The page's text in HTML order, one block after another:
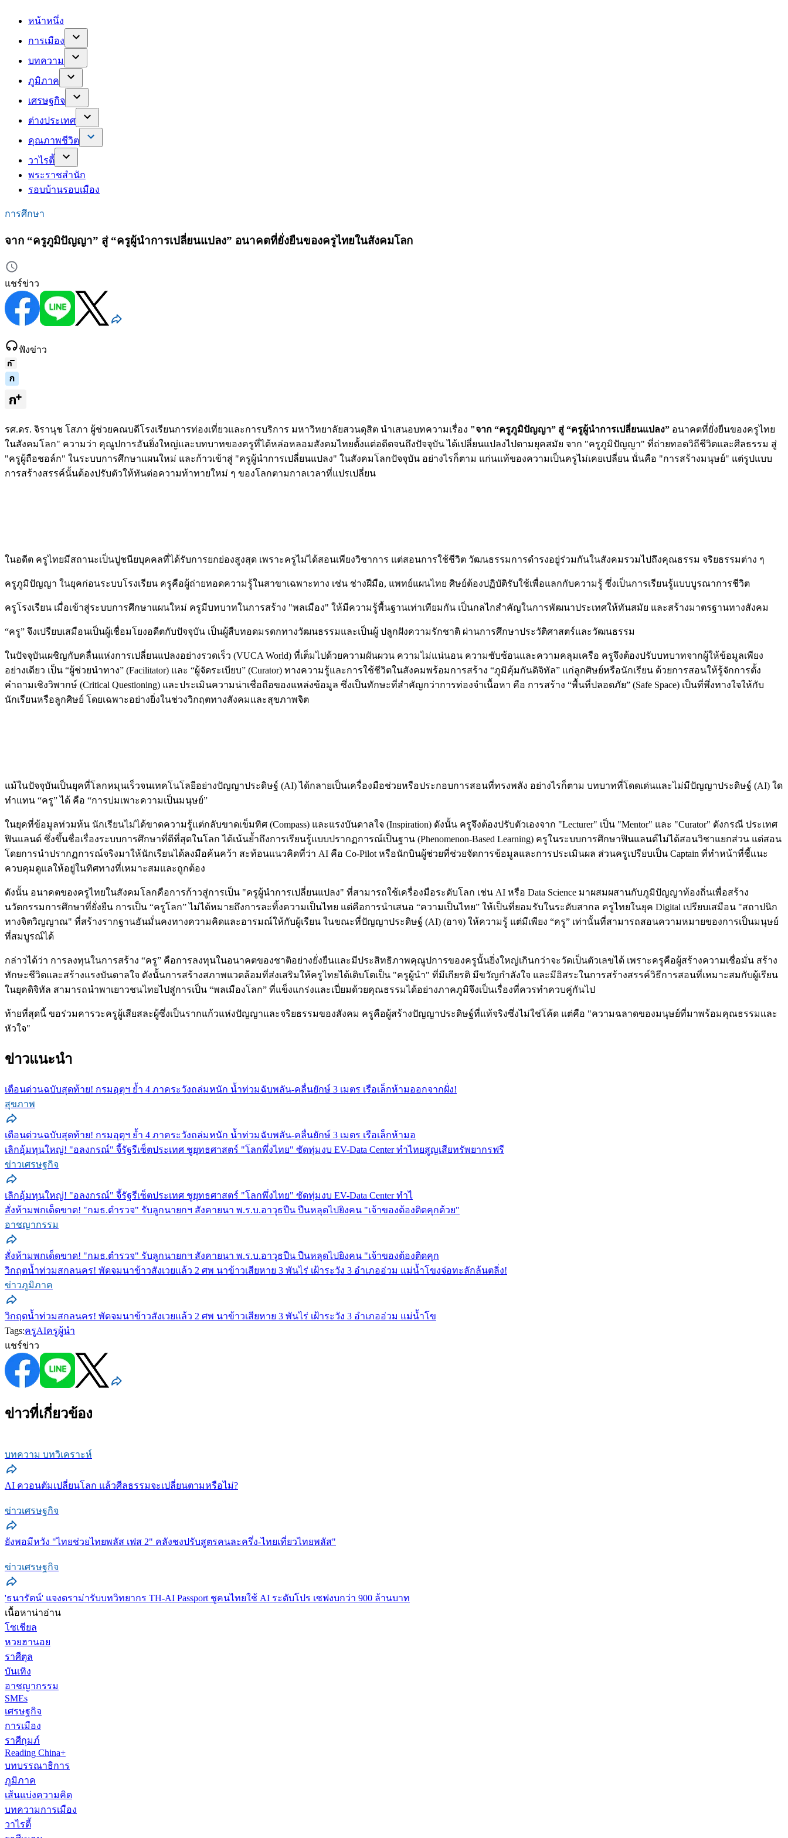
หน้าหนึ่ง
การเมือง
บทความ
ภูมิภาค
เศรษฐกิจ
ต่างประเทศ
คุณภาพชีวิต
วาไรตี้
พระราชสำนัก
รอบบ้านรอบเมือง
การศึกษา
จาก “ครูภูมิปัญญา” สู่ “ครูผู้นำการเปลี่ยนแปลง” อนาคตที่ยั่งยืนของครูไทยในสังคมโลก
แชร์ข่าว
ฟังข่าว
รศ.ดร. จิรานุช โสภา ผู้ช่วยคณบดีโรงเรียนการท่องเที่ยวและการบริการ มหาวิทยาลัยสวนดุสิต นำเสนอบทความเรื่อง "จาก “ครูภูมิปัญญา” สู่ “ครูผู้นำการเปลี่ยนแปลง” อนาคตที่ยั่งยืนของครูไทย
ในสังคมโลก" ความว่า คุณูปการอันยิ่งใหญ่และบทบาทของครูที่ได้หล่อหลอมสังคมไทยตั้งแต่อดีตจนถึงปัจจุบัน ได้เปลี่ยนแปลงไปตามยุคสมัย จาก "ครูภูมิปัญญา" ที่ถ่ายทอดวิถีชีวิตและศีลธรรม สู่
"ครูผู้ถือชอล์ก" ในระบบการศึกษาแผนใหม่ และก้าวเข้าสู่ "ครูผู้นำการเปลี่ยนแปลง" ในสังคมโลกปัจจุบัน อย่างไรก็ตาม แก่นแท้ของความเป็นครูไม่เคยเปลี่ยน นั่นคือ "การสร้างมนุษย์" แต่รูปแบบ
การสร้างสรรค์นั้นต้องปรับตัวให้ทันต่อความท้าทายใหม่ ๆ ของโลกตามกาลเวลาที่แปรเปลี่ยน
ในอดีต ครูไทยมีสถานะเป็นปูชนียบุคคลที่ได้รับการยกย่องสูงสุด เพราะครูไม่ได้สอนเพียงวิชาการ แต่สอนการใช้ชีวิต วัฒนธรรมการดำรงอยู่ร่วมกันในสังคมรวมไปถึงคุณธรรม จริยธรรมต่าง ๆ
ครูภูมิปัญญา ในยุคก่อนระบบโรงเรียน ครูคือผู้ถ่ายทอดความรู้ในสาขาเฉพาะทาง เช่น ช่างฝีมือ, แพทย์แผนไทย ศิษย์ต้องปฏิบัติรับใช้เพื่อแลกกับความรู้ ซึ่งเป็นการเรียนรู้แบบบูรณาการชีวิต
ครูโรงเรียน เมื่อเข้าสู่ระบบการศึกษาแผนใหม่ ครูมีบทบาทในการสร้าง "พลเมือง" ให้มีความรู้พื้นฐานเท่าเทียมกัน เป็นกลไกสำคัญในการพัฒนาประเทศให้ทันสมัย และสร้างมาตรฐานทางสังคม
“ครู” จึงเปรียบเสมือนเป็นผู้เชื่อมโยงอดีตกับปัจจุบัน เป็นผู้สืบทอดมรดกทางวัฒนธรรมและเป็นผู้ ปลูกฝังความรักชาติ ผ่านการศึกษาประวัติศาสตร์และวัฒนธรรม
ในปัจจุบันเผชิญกับคลื่นแห่งการเปลี่ยนแปลงอย่างรวดเร็ว (VUCA World) ที่เต็มไปด้วยความผันผวน ความไม่แน่นอน ความซับซ้อนและความคลุมเครือ ครูจึงต้องปรับบทบาทจากผู้ให้ข้อมูลเพียง
อย่างเดียว เป็น “ผู้ช่วยนำทาง” (Facilitator) และ “ผู้จัดระเบียบ” (Curator) ทางความรู้และการใช้ชีวิตในสังคมพร้อมการสร้าง “ภูมิคุ้มกันดิจิทัล” แก่ลูกศิษย์หรือนักเรียน ด้วยการสอนให้รู้จักการตั้ง
คำถามเชิงวิพากษ์ (Critical Questioning) และประเมินความน่าเชื่อถือของแหล่งข้อมูล ซึ่งเป็นทักษะที่สำคัญกว่าการท่องจำเนื้อหา คือ การสร้าง “พื้นที่ปลอดภัย” (Safe Space) เป็นที่พึ่งทางใจให้กับ
นักเรียนหรือลูกศิษย์ โดยเฉพาะอย่างยิ่งในช่วงวิกฤตทางสังคมและสุขภาพจิต
แม้ในปัจจุบันเป็นยุคที่โลกหมุนเร็วจนเทคโนโลยีอย่างปัญญาประดิษฐ์ (AI) ได้กลายเป็นเครื่องมือช่วยหรือประกอบการสอนที่ทรงพลัง อย่างไรก็ตาม บทบาทที่โดดเด่นและไม่มีปัญญาประดิษฐ์ (AI) ใด
ทำแทน “ครู” ได้ คือ “การบ่มเพาะความเป็นมนุษย์”
ในยุคที่ข้อมูลท่วมท้น นักเรียนไม่ได้ขาดความรู้แต่กลับขาดเข็มทิศ (Compass) และแรงบันดาลใจ (Inspiration) ดังนั้น ครูจึงต้องปรับตัวเองจาก "Lecturer" เป็น "Mentor" และ "Curator" ดังกรณี ประเทศ
ฟินแลนด์ ซึ่งขึ้นชื่อเรื่องระบบการศึกษาที่ดีที่สุดในโลก ได้เน้นย้ำถึงการเรียนรู้แบบปรากฏการณ์เป็นฐาน (Phenomenon-Based Learning) ครูในระบบการศึกษาฟินแลนด์ไม่ได้สอนวิชาแยกส่วน แต่สอน
โดยการนำปรากฏการณ์จริงมาให้นักเรียนได้ลงมือค้นคว้า สะท้อนแนวคิดที่ว่า AI คือ Co-Pilot หรือนักบินผู้ช่วยที่ช่วยจัดการข้อมูลและการประเมินผล ส่วนครูเปรียบเป็น Captain ที่ทำหน้าที่ชี้แนะ
ควบคุมดูแลให้อยู่ในทิศทางที่เหมาะสมและถูกต้อง
ดังนั้น อนาคตของครูไทยในสังคมโลกคือการก้าวสู่การเป็น "ครูผู้นำการเปลี่ยนแปลง" ที่สามารถใช้เครื่องมือระดับโลก เช่น AI หรือ Data Science มาผสมผสานกับภูมิปัญญาท้องถิ่นเพื่อสร้าง
นวัตกรรมการศึกษาที่ยั่งยืน การเป็น “ครูโลก” ไม่ได้หมายถึงการละทิ้งความเป็นไทย แต่คือการนำเสนอ “ความเป็นไทย” ให้เป็นที่ยอมรับในระดับสากล ครูไทยในยุค Digital เปรียบเสมือน "สถาปนิก
ทางจิตวิญญาณ" ที่สร้างรากฐานอันมั่นคงทางความคิดและอารมณ์ให้กับผู้เรียน ในขณะที่ปัญญาประดิษฐ์ (AI) (อาจ) ให้ความรู้ แต่มีเพียง “ครู” เท่านั้นที่สามารถสอนความหมายของการเป็นมนุษย์
ที่สมบูรณ์ได้
กล่าวได้ว่า การลงทุนในการสร้าง “ครู” คือการลงทุนในอนาคตของชาติอย่างยั่งยืนและมีประสิทธิภาพคุณูปการของครูนั้นยิ่งใหญ่เกินกว่าจะวัดเป็นตัวเลขได้ เพราะครูคือผู้สร้างความเชื่อมั่น สร้าง
ทักษะชีวิตและสร้างแรงบันดาลใจ ดังนั้นการสร้างสภาพแวดล้อมที่ส่งเสริมให้ครูไทยได้เติบโตเป็น "ครูผู้นำ" ที่มีเกียรติ มีขวัญกำลังใจ และมีอิสระในการสร้างสรรค์วิธีการสอนที่เหมาะสมกับผู้เรียน
ในยุคดิจิทัล สามารถนำพาเยาวชนไทยไปสู่การเป็น “พลเมืองโลก” ที่แข็งแกร่งและเปี่ยมด้วยคุณธรรมได้อย่างภาคภูมิจึงเป็นเรื่องที่ควรทำควบคู่กันไป
ท้ายที่สุดนี้ ขอร่วมคารวะครูผู้เสียสละผู้ซึ่งเป็นรากแก้วแห่งปัญญาและจริยธรรมของสังคม ครูคือผู้สร้างปัญญาประดิษฐ์ที่แท้จริงซึ่งไม่ใช่โค้ด แต่คือ "ความฉลาดของมนุษย์ที่มาพร้อมคุณธรรมและ
หัวใจ"
ข่าวแนะนำ
เตือนด่วนฉบับสุดท้าย! กรมอุตุฯ ย้ำ 4 ภาคระวังถล่มหนัก น้ำท่วมฉับพลัน-คลื่นยักษ์ 3 เมตร เรือเล็กห้ามออกจากฝั่ง!
สุขภาพ
เตือนด่วนฉบับสุดท้าย! กรมอุตุฯ ย้ำ 4 ภาคระวังถล่มหนัก น้ำท่วมฉับพลัน-คลื่นยักษ์ 3 เมตร เรือเล็กห้ามอ
เลิกอุ้มทุนใหญ่! "อลงกรณ์" จี้รัฐรีเซ็ตประเทศ ชูยุทธศาสตร์ "โลกพึ่งไทย" ซัดทุ่มงบ EV-Data Center ทำไทยสูญเสียทรัพยากรฟรี
ข่าวเศรษฐกิจ
เลิกอุ้มทุนใหญ่! "อลงกรณ์" จี้รัฐรีเซ็ตประเทศ ชูยุทธศาสตร์ "โลกพึ่งไทย" ซัดทุ่มงบ EV-Data Center ทำไ
สั่งห้ามพกเด็ดขาด! "กมธ.ตำรวจ" รับลูกนายกฯ สังคายนา พ.ร.บ.อาวุธปืน ปืนหลุดไปยิงคน "เจ้าของต้องติดคุกด้วย"
อาชญากรรม
สั่งห้ามพกเด็ดขาด! "กมธ.ตำรวจ" รับลูกนายกฯ สังคายนา พ.ร.บ.อาวุธปืน ปืนหลุดไปยิงคน "เจ้าของต้องติดคุก
วิกฤตน้ำท่วมสกลนคร! พัดจมนาข้าวสังเวยแล้ว 2 ศพ นาข้าวเสียหาย 3 พันไร่ เฝ้าระวัง 3 อำเภออ่วม แม่น้ำโขงจ่อทะลักล้นตลิ่ง!
ข่าวภูมิภาค
วิกฤตน้ำท่วมสกลนคร! พัดจมนาข้าวสังเวยแล้ว 2 ศพ นาข้าวเสียหาย 3 พันไร่ เฝ้าระวัง 3 อำเภออ่วม แม่น้ำโข
Tags:ครูAIครูผู้นำ
แชร์ข่าว
ข่าวที่เกี่ยวข้อง
บทความ บทวิเคราะห์
AI ควอนตัมเปลี่ยนโลก แล้วศีลธรรมจะเปลี่ยนตามหรือไม่?
ข่าวเศรษฐกิจ
ยังพอมีหวัง "ไทยช่วยไทยพลัส เฟส 2" คลังชงปรับสูตรคนละครึ่ง-ไทยเที่ยวไทยพลัส"
ข่าวเศรษฐกิจ
'ธนารัตน์' แจงดราม่ารับบทวิทยากร TH-AI Passport ชูคนไทยใช้ AI ระดับโปร เซฟงบกว่า 900 ล้านบาท
เนื้อหาน่าอ่าน
โซเชียล
หวยฮานอย
ราศีตุล
บันเทิง
อาชญากรรม
SMEs
เศรษฐกิจ
การเมือง
ราศีกุมภ์
Reading China+
บทบรรณาธิการ
ภูมิภาค
เส้นแบ่งความคิด
บทความการเมือง
วาไรตี้